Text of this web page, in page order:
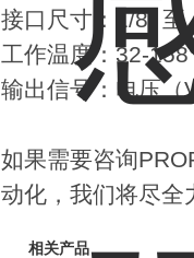
接口尺寸：1/8″
工作温度：32-
输出信号：电压（
如果需要咨询
动化，我们将尽全
相关产品